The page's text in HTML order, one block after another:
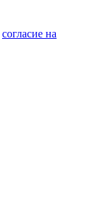
согласие на